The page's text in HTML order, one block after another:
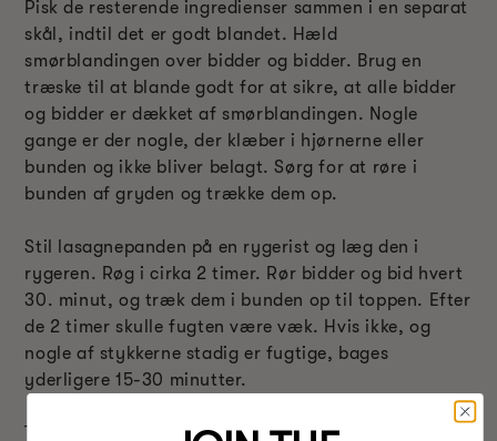
Pisk de resterende ingredienser sammen i en separat
skål, indtil det er godt blandet. Hæld
smørblandingen over bidder og bidder. Brug en
træske til at blande godt for at sikre, at alle bidder
og bidder er dækket af smørblandingen. Nogle
gange er der nogle, der klæber i hjørnerne eller
bunden og ikke bliver belagt. Sørg for at røre i
bunden af gryden og trække dem op.
Stil lasagnepanden på en rygerist og læg den i
rygeren. Røg i cirka 2 timer. Rør bidder og bid hvert
30. minut, og træk dem i bunden op til toppen. Efter
de 2 timer skulle fugten være væk. Hvis ikke, og
nogle af stykkerne stadig er fugtige, bages
yderligere 15-30 minutter.
Tjene.